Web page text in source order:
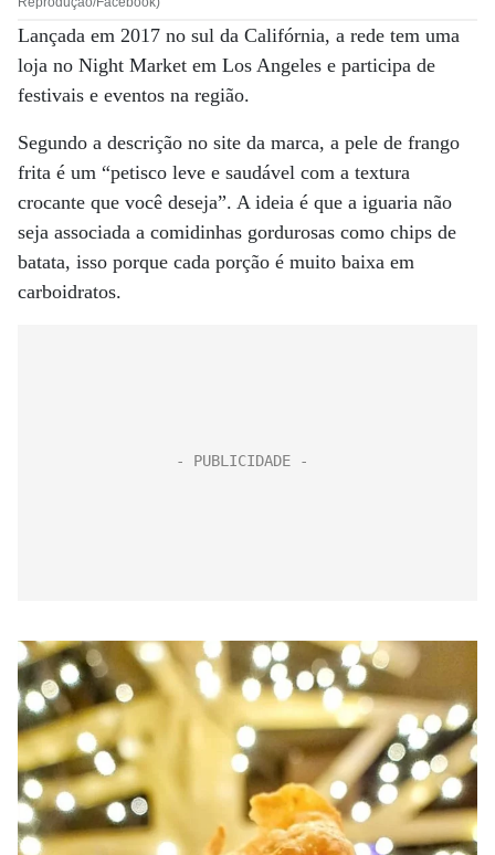
Lançada em 2017 no sul da Califórnia, a rede tem uma
loja no Night Market em Los Angeles e participa de
festivais e eventos na região.
Segundo a descrição no site da marca, a pele de frango
frita é um “petisco leve e saudável com a textura
crocante que você deseja”. A ideia é que a iguaria não
seja associada a comidinhas gordurosas como chips de
batata, isso porque cada porção é muito baixa em
carboidratos.